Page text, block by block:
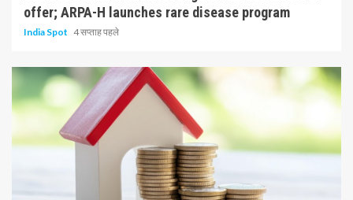
offer; ARPA-H launches rare disease program
India Spot 4 सप्ताह पहले